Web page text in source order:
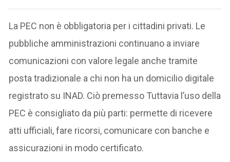
La PEC non è obbligatoria per i cittadini privati. Le
pubbliche amministrazioni continuano a inviare
comunicazioni con valore legale anche tramite
posta tradizionale a chi non ha un domicilio digitale
registrato su INAD. Ciò premesso Tuttavia l’uso della
PEC è consigliato da più parti: permette di ricevere
atti ufficiali, fare ricorsi, comunicare con banche e
assicurazioni in modo certificato.